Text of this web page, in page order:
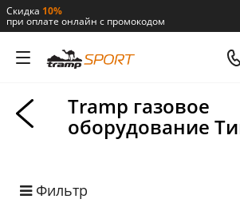
Скидка 10%
при оплате онлайн с промокодом
Tramp газовое
оборудование
Фильтр